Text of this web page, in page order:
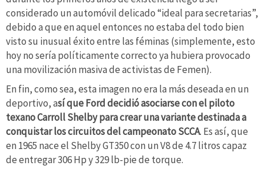
considerado un automóvil delicado “ideal para secretarias”,
debido a que en aquel entonces no estaba del todo bien
visto su inusual éxito entre las féminas (simplemente, esto
hoy no sería políticamente correcto ya hubiera provocado
una movilización masiva de activistas de Femen).
En fin, como sea, esta imagen no era la más deseada en un
deportivo, así que Ford decidió asociarse con el piloto
texano Carroll Shelby para crear una variante destinada a
conquistar los circuitos del campeonato SCCA. Es así, que
en 1965 nace el Shelby GT350 con un V8 de 4.7 litros capaz
de entregar 306 Hp y 329 lb-pie de torque.